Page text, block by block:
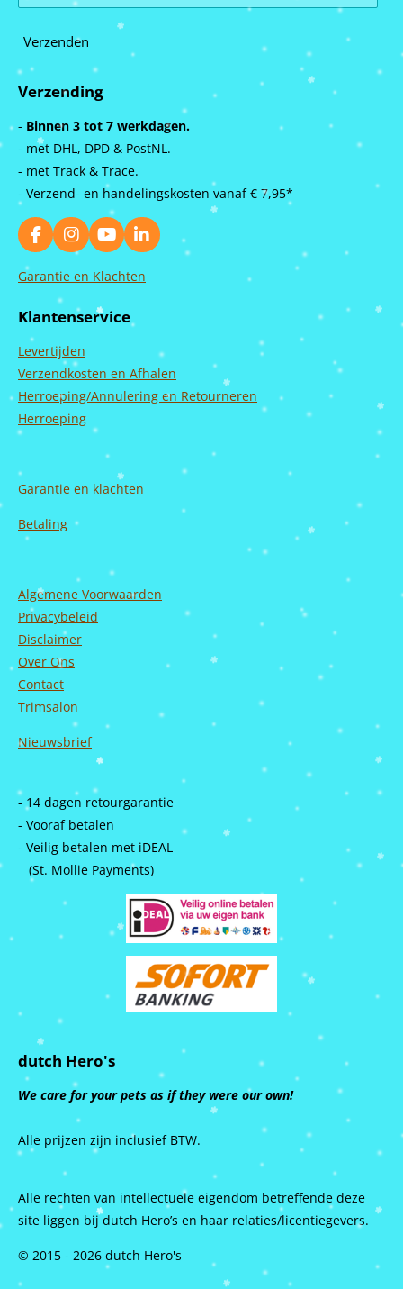
Verzenden
Verzending
- Binnen 3 tot 7 werkdagen.
- met DHL, DPD & PostNL.
- met Track & Trace.
- Verzend- en handelingskosten vanaf € 7,95*
F
a
c
o
k
I
n
s
a
g
a
m
Y
o
u
u
b
L
i
n
Garantie en Klachten
Klantenservice
Levertijden
Verzendkosten en Afhalen
Herroeping/Annulering en Retourneren
Herroeping
Garantie en klachten
Betaling
Algemene Voorwaarden
Privacybeleid
Disclaimer
Over Ons
Contact
Trimsalon
Nieuwsbrief
- 14 dagen retourgarantie
- Vooraf betalen
- Veilig betalen met iDEAL
(St. Mollie Payments)
dutch Hero's
We care for your pets as if they were our own!
Alle prijzen zijn inclusief BTW.
Alle rechten van intellectuele eigendom betreffende deze
site liggen bij dutch Hero’s en haar relaties/licentiegevers.
© 2015 - 2026 dutch Hero's